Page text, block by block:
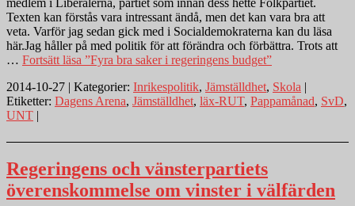
medlem i Liberalerna, partiet som innan dess hette Folkpartiet.
Texten kan förstås vara intressant ändå, men det kan vara bra att
veta. Varför jag sedan gick med i Socialdemokraterna kan du läsa
här.Jag håller på med politik för att förändra och förbättra. Trots att
… Fortsätt läsa ”Fyra bra saker i regeringens budget”
2014-10-27 | Kategorier: Inrikespolitik, Jämställdhet, Skola |
Etiketter: Dagens Arena, Jämställdhet, läx-RUT, Pappamånad, SvD,
UNT |
Regeringens och vänsterpartiets
överenskommelse om vinster i välfärden